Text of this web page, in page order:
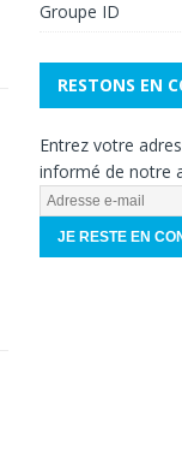
Groupe ID
RESTONS EN
Entrez votre
informé de notre
A